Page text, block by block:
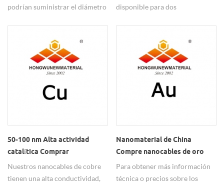
podrían suministrar el diámetro
ampliamente utilizado como
materiales sensibles.
disponible para dos
100nm, l & lt; 5um,
ampliamente utilizada en
aplicaciones antibacterianas.
50-100 nm Alta actividad
catalítica Comprar
nanocables de cobre CuNWs
Nuestros nanocables de cobre
tienen una alta conductividad,
Nanomaterial de China
Compre nanocables de oro
AuNW utilizados para
dispositivos orgánicos
Para obtener más información
técnica o precios sobre los